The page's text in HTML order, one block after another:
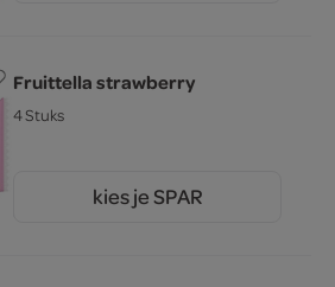
Fruittella strawberry
4 Stuks
kies je SPAR